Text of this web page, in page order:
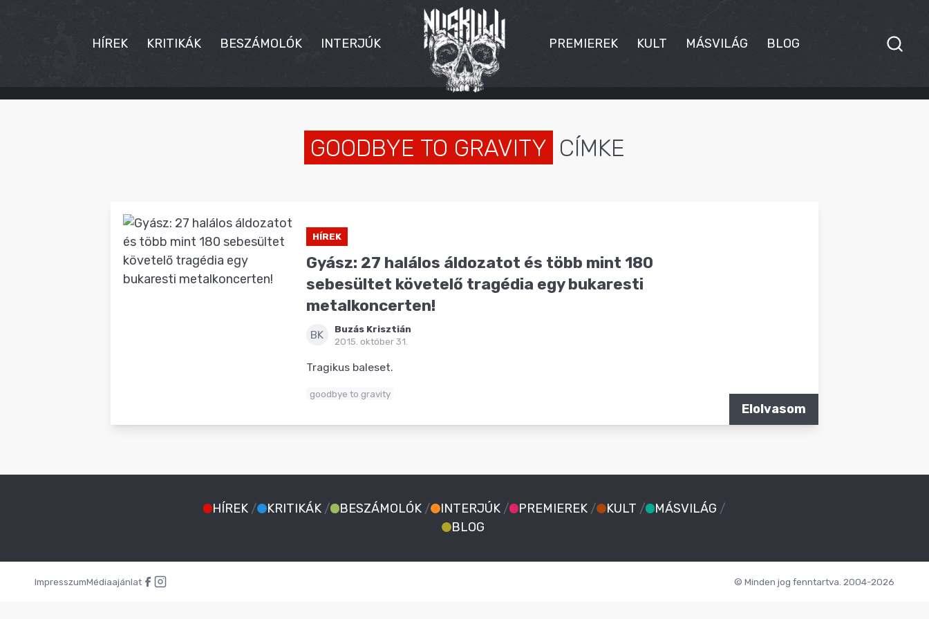
HÍREK KRITIKÁK BESZÁMOLÓK INTERJÚK PREMIEREK KULT MÁSVILÁG BLOG
HÍREK
GOODBYE TO GRAVITY CÍMKE
HÍREK
Gyász: 27 halálos áldozatot és több mint 180
sebesültet követelő tragédia egy bukaresti
metalkoncerten!
BK
Buzás Krisztián
2015. október 31.
Tragikus baleset.
goodbye to gravity
Elolvasom
HÍREK / KRITIKÁK / BESZÁMOLÓK / INTERJÚK / PREMIEREK / KULT / MÁSVILÁG /
BLOG
ImpresszumMédiaajánlat © Minden jog fenntartva. 2004-2026